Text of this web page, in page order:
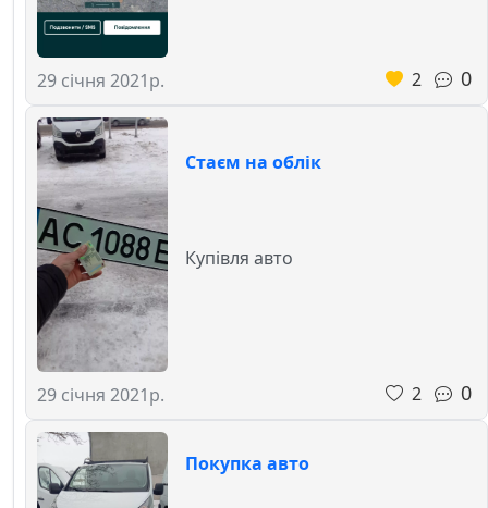
29 січня 2021р. 2 0
Стаєм на облік
29 січня 2021р.
Купівля авто
2 0
Покупка авто